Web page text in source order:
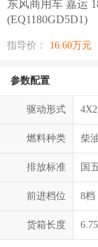
东风商用车 嘉运
(EQ1180GD5D1)
指导价： 16.60万元
参数配置
驱动形式 4X2
燃料种类 柴
排放标准 国
前进档位 8档
货箱长度